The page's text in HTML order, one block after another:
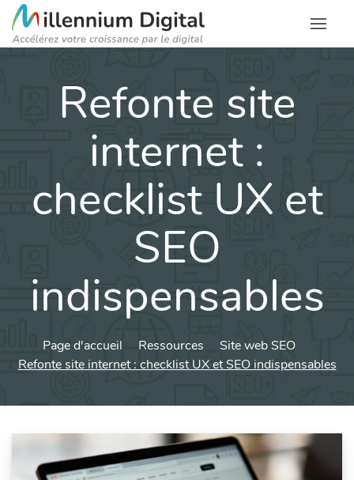
Refonte site
internet :
checklist UX et
SEO
indispensables
Page d'accueil Ressources
Site web SEO
Refonte site internet : checklist UX et SEO indispensables